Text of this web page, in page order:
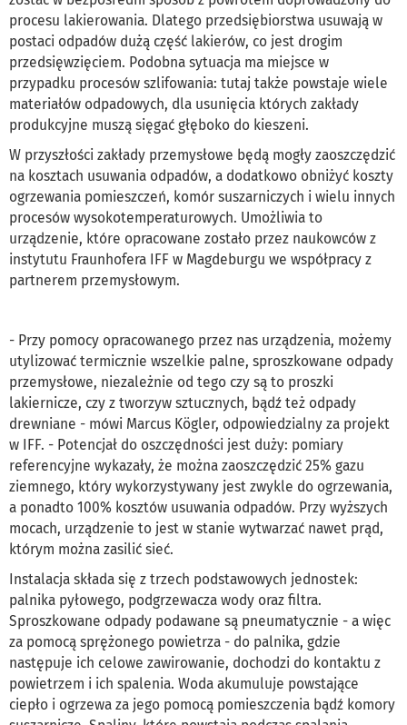
procesu lakierowania. Dlatego przedsiębiorstwa usuwają w
postaci odpadów dużą część lakierów, co jest drogim
przedsięwzięciem. Podobna sytuacja ma miejsce w
przypadku procesów szlifowania: tutaj także powstaje wiele
materiałów odpadowych, dla usunięcia których zakłady
produkcyjne muszą sięgać głęboko do kieszeni.
W przyszłości zakłady przemysłowe będą mogły zaoszczędzić
na kosztach usuwania odpadów, a dodatkowo obniżyć koszty
ogrzewania pomieszczeń, komór suszarniczych i wielu innych
procesów wysokotemperaturowych. Umożliwia to
urządzenie, które opracowane zostało przez naukowców z
instytutu Fraunhofera IFF w Magdeburgu we współpracy z
partnerem przemysłowym.
- Przy pomocy opracowanego przez nas urządzenia, możemy
utylizować termicznie wszelkie palne, sproszkowane odpady
przemysłowe, niezależnie od tego czy są to proszki
lakiernicze, czy z tworzyw sztucznych, bądź też odpady
drewniane - mówi Marcus Kögler, odpowiedzialny za projekt
w IFF. - Potencjał do oszczędności jest duży: pomiary
referencyjne wykazały, że można zaoszczędzić 25% gazu
ziemnego, który wykorzystywany jest zwykle do ogrzewania,
a ponadto 100% kosztów usuwania odpadów. Przy wyższych
mocach, urządzenie to jest w stanie wytwarzać nawet prąd,
którym można zasilić sieć.
Instalacja składa się z trzech podstawowych jednostek:
palnika pyłowego, podgrzewacza wody oraz filtra.
Sproszkowane odpady podawane są pneumatycznie - a więc
za pomocą sprężonego powietrza - do palnika, gdzie
następuje ich celowe zawirowanie, dochodzi do kontaktu z
powietrzem i ich spalenia. Woda akumuluje powstające
ciepło i ogrzewa za jego pomocą pomieszczenia bądź komory